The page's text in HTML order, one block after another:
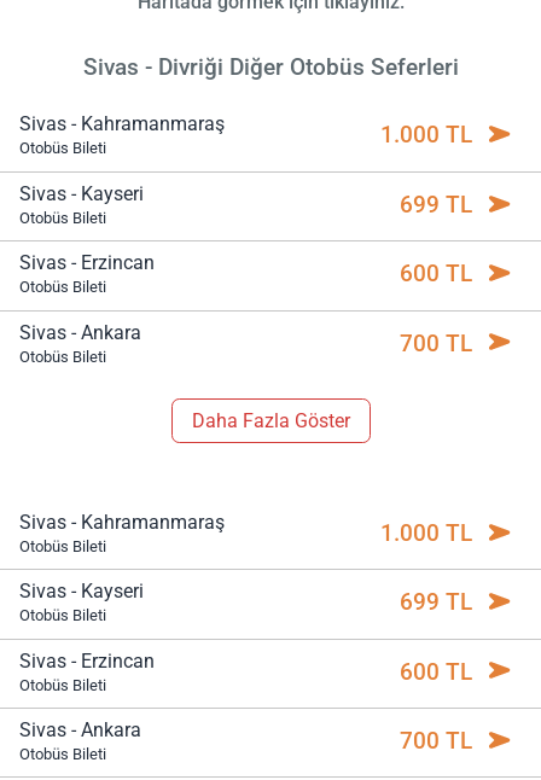
Sivas - Divriği Diğer Otobüs Seferleri
Sivas - Kahramanmaraş
Otobüs Bileti 1.000 TL
Sivas - Kayseri
Otobüs Bileti 699 TL
Sivas - Erzincan
Otobüs Bileti 600 TL
Sivas - Ankara
Otobüs Bileti 700 TL
Daha Fazla Göster
Sivas - Kahramanmaraş
Otobüs Bileti 1.000 TL
Sivas - Kayseri
Otobüs Bileti 699 TL
Sivas - Erzincan
Otobüs Bileti 600 TL
Sivas - Ankara
Otobüs Bileti 700 TL